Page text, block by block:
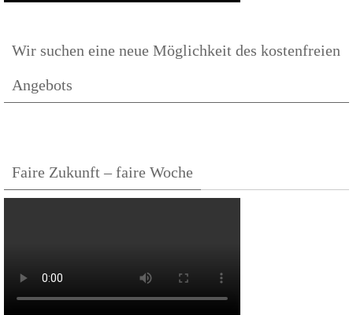
Wir suchen eine neue Möglichkeit des kostenfreien
Angebots
Faire Zukunft – faire Woche